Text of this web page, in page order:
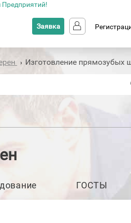
Заявка
› Изготовление прямозубых
ГОСТЫ